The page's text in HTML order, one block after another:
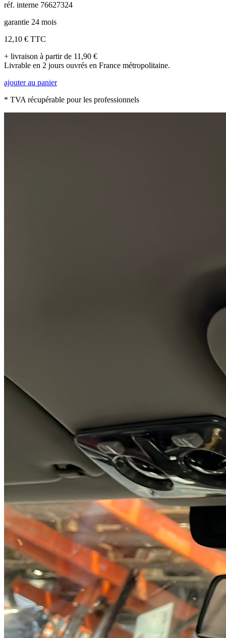
réf. interne 76627324
garantie 24 mois
12,10 € TTC
+ livraison à partir de 11,90 €
Livrable en 2 jours ouvrés en France métropolitaine.
ajouter au panier
* TVA récupérable pour les professionnels